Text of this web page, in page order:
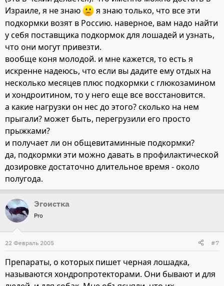
Израиле, я не знаю
я знаю только, что все эти
подкормки возят в Россию. наверное, вам надо найти
у себя поставщика подкормок для лошадей и узнать,
что они могут привезти.
вообще коня молодой. и мне кажется, то есть я
искренне надеюсь, что если вы дадите ему отдых на
несколько месяцев плюс подкормки с глюкозамином
и хондроитином, то у него еще все восстановится.
а какие нагрузки он нес до этого? сколько на нем
прыгали? может быть, перегрузили его просто
прыжками?
и получает ли он общевитаминные подкормки?
да, подкормки эти можно давать в профилактической
дозировке достаточно длительное время - около
полугода.
Эгоистка
Pro
22 Февраль 2005 #7
Препараты, о которых пишет черная лошадка,
называются хондропротекторами. Они бывают и для